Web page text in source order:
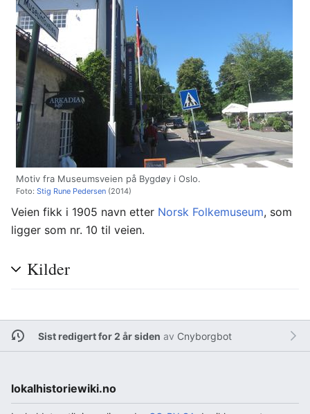
Motiv fra Museumsveien på Bygdøy i Oslo.
Foto: Stig Rune Pedersen (2014)
Veien fikk i 1905 navn etter Norsk Folkemuseum, som
ligger som nr. 10 til veien.
Kilder
Sist redigert for 2 år siden av Cnyborgbot
lokalhistoriewiki.no